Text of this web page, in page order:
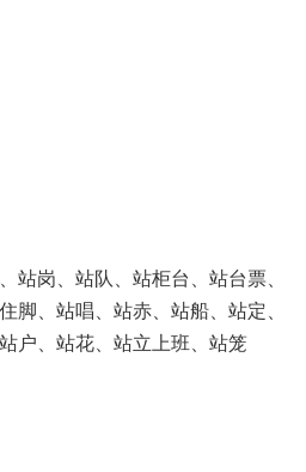
站岗、站队、站柜台、站台票、
脚、站唱、站赤、站船、站定、
户、站花、站立上班、站笼